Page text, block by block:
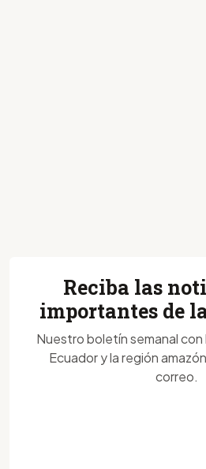
Reciba las
importantes de
Nuestro boletín semanal
Ecuador y la región
correo.